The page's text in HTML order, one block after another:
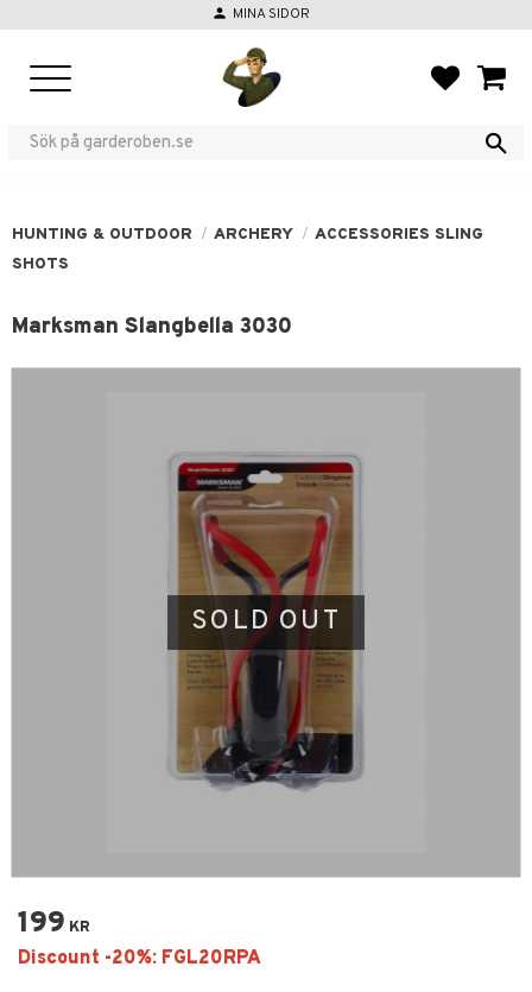
person MINA SIDOR
HUNTING & OUTDOOR ARCHERY
ACCESSORIES SLING
SHOTS
Marksman Slangbella 3030
SOLD OUT
199 KR